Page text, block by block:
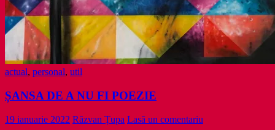
actual, personal, util
ȘANSA DE A NU FI POEZIE
19 ianuarie 2022 Răzvan Țupa Lasă un comentariu